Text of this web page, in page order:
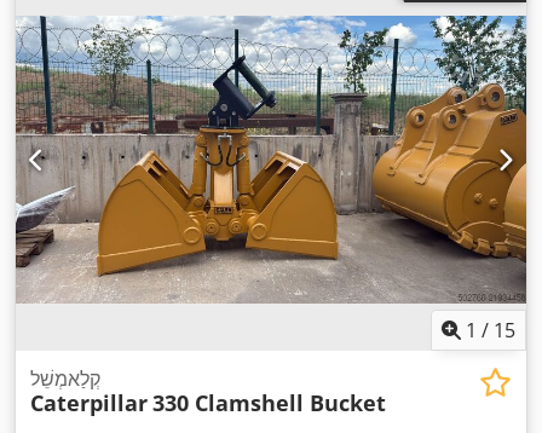
1 / 15
קְלַאמְשֵׁל
Caterpillar330 Clamshell Bucket